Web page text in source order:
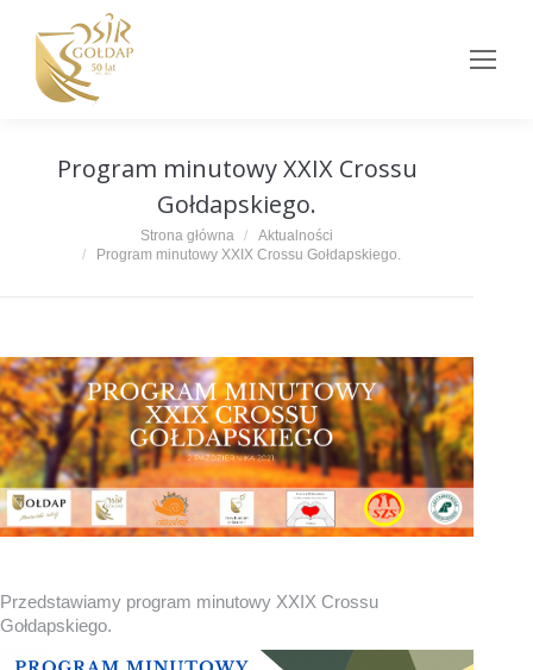
Program minutowy XXIX Crossu
Gołdapskiego.
Strona główna
Aktualności
Program minutowy XXIX Crossu Gołdapskiego.
Przedstawiamy program minutowy XXIX Crossu
Gołdapskiego.